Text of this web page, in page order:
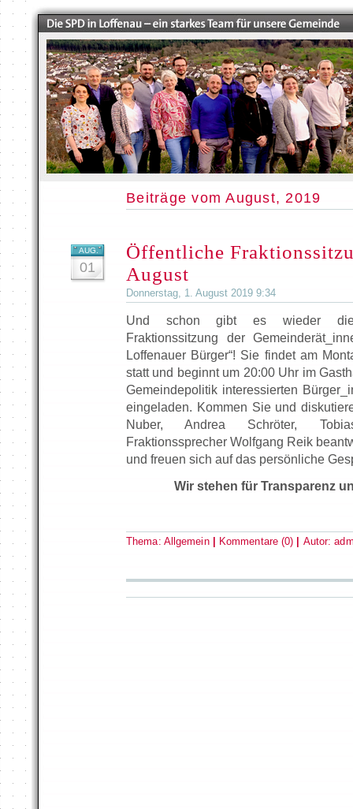
Beiträge vom August, 2019
AUG.
01
Öffentliche
August
Donnerstag, 1. August 2019 9:34
Und schon gibt es wieder die
Fraktionssitzung der
Loffenauer Bürger“! Sie findet am
statt und beginnt um 20:00 Uhr im
Gemeindepolitik interessierten
eingeladen. Kommen Sie und
Nuber, Andrea Schröter,
Fraktionssprecher Wolfgang Reik
und freuen sich auf das persönliche
Wir stehen für Transparenz
Thema: Allgemein Kommentare (0) Autor: